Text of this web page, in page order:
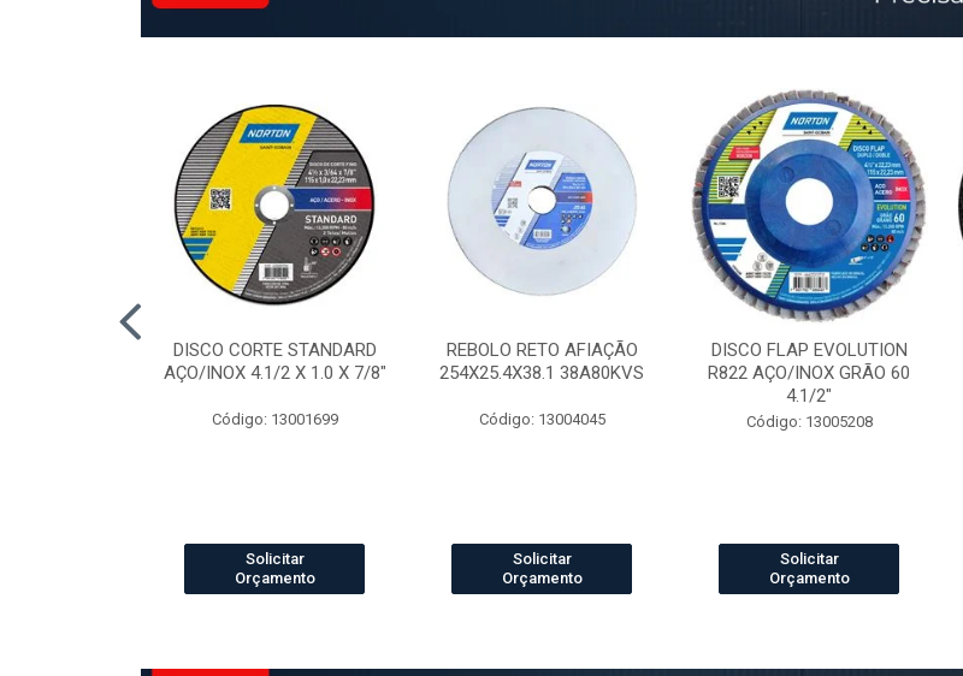
DISCO CORTE STANDARD
AÇO/INOX 4.1/2 X 1.0 X 7/8"
Código: 13001699
Solicitar
Orçamento
REBOLO RETO AFIAÇÃO
254X25.4X38.1 38A80KVS
Código: 13004045
Solicitar
Orçamento
DISCO FLAP EVOLUTION
R822 AÇO/INOX GRÃO 60
4.1/2"
Código: 13005208
Solicitar
Orçamento